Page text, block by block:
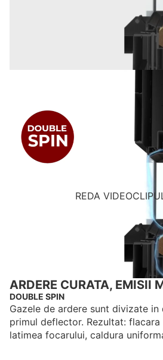
REDA
ARDERE CURATA, EMISII
DOUBLE SPIN
Gazele de ardere sunt divizate
primul deflector. Rezultat:
latimea focarului, caldura